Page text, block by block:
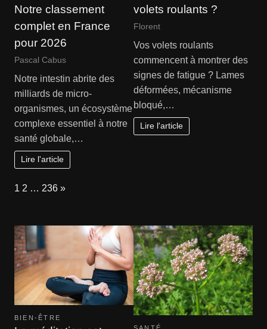
Notre classement
complet en France
pour 2026
Pascal Cabus
Notre intestin abrite des
milliards de micro-
organismes, un écosystème
complexe essentiel à notre
santé globale,…
Lire l'article
volets roulants ?
Florent
Vos volets roulants
commencent à montrer des
signes de fatigue ? Lames
déformées, mécanisme
bloqué,…
Lire l'article
Page:
1 2 … 236 Next
»
BIEN-ÊTRE